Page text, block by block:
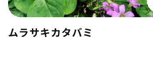
ムラサキカタバミ